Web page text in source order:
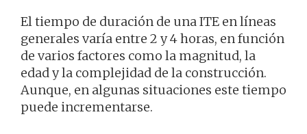
El tiempo de duración de una ITE en líneas
generales varía entre 2 y 4 horas, en función
de varios factores como la magnitud, la
edad y la complejidad de la construcción.
Aunque, en algunas situaciones este tiempo
puede incrementarse.